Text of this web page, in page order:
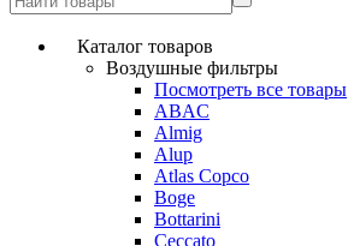
Каталог товаров
Воздушные фильтры
Посмотреть все товары
ABAC
Almig
Alup
Atlas Copco
Boge
Bottarini
Ceccato